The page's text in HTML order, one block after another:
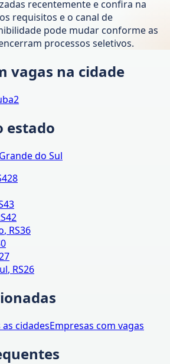
recentemente e confira na
requisitos e o canal de
pode mudar conforme as
processos seletivos.
vagas na cidade
2
estado
do Sul
428
43
42
, RS36
, RS26
as cidadesEmpresas com vagas